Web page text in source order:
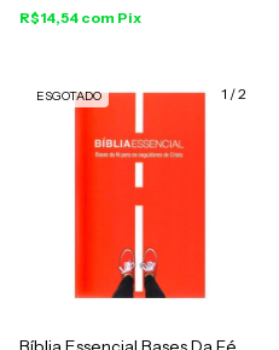
R$14,54 com Pix
1 /2
ESGOTADO